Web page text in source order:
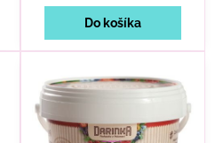
Do košíka